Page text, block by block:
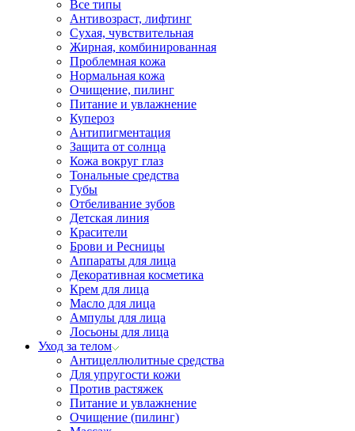
Все типы
Антивозраст, лифтинг
Сухая, чувствительная
Жирная, комбинированная
Проблемная кожа
Нормальная кожа
Очищение, пилинг
Питание и увлажнение
Купероз
Антипигментация
Защита от солнца
Кожа вокруг глаз
Тональные средства
Губы
Отбеливание зубов
Детская линия
Красители
Брови и Ресницы
Аппараты для лица
Декоративная косметика
Крем для лица
Масло для лица
Ампулы для лица
Лосьоны для лица
Уход за телом
Антицеллюлитные средства
Для упругости кожи
Против растяжек
Питание и увлажнение
Очищение (пилинг)